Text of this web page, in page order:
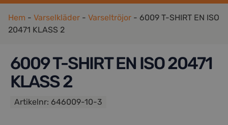
Hem - Varselkläder - Varseltröjor - 6009 T-SHIRT EN ISO
20471 KLASS 2
6009 T-SHIRT EN ISO 20471
KLASS 2
Artikelnr: 646009-10-3